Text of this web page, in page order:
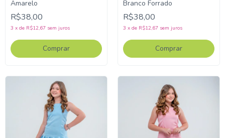
Amarelo
R$38,00
3 x de R$12,67 sem juros
Comprar
Branco Forrado
R$38,00
3 x de R$12,67 sem juros
Comprar